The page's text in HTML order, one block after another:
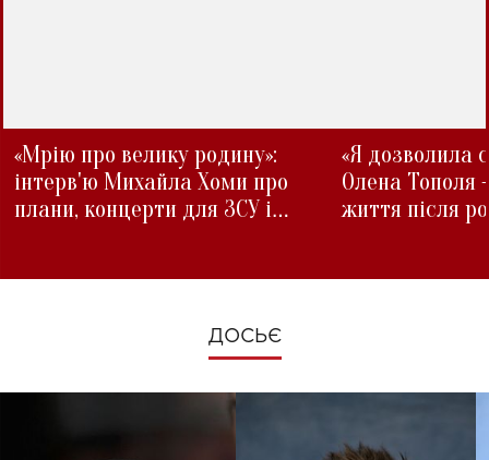
«Мрію про велику родину»:
інтерв'ю Михайла Хоми про
плани, концерти для ЗСУ і
«Я дозволила
Олена Тополя
життя після
ДОСЬЄ